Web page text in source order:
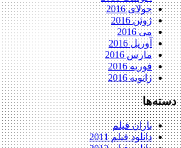
جولای 2016
ژوئن 2016
می 2016
آوریل 2016
مارس 2016
فوریه 2016
ژانویه 2016
باران فیلم
دانلود فیلم 2011